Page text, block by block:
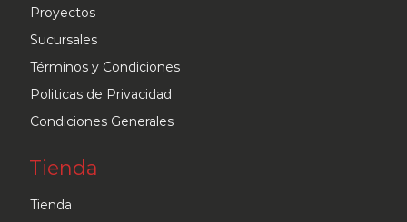
Proyectos
Sucursales
Términos y Condiciones
Politicas de Privacidad
Condiciones Generales
Tienda
Tienda